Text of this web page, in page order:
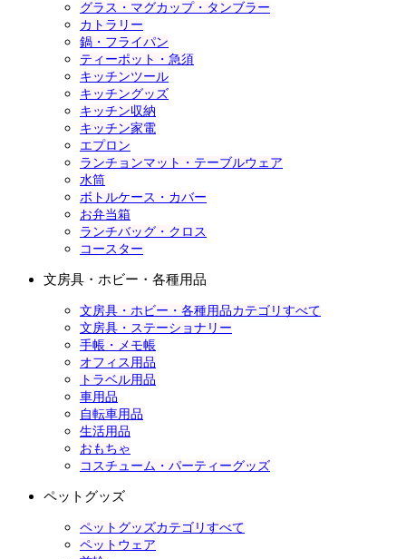
グラス・マグカップ・タンブラー
カトラリー
鍋・フライパン
ティーポット・急須
キッチンツール
キッチングッズ
キッチン収納
キッチン家電
エプロン
ランチョンマット・テーブルウェア
水筒
ボトルケース・カバー
お弁当箱
ランチバッグ・クロス
コースター
文房具・ホビー・各種用品
文房具・ホビー・各種用品カテゴリすべて
文房具・ステーショナリー
手帳・メモ帳
オフィス用品
トラベル用品
車用品
自転車用品
生活用品
おもちゃ
コスチューム・パーティーグッズ
ペットグッズ
ペットグッズカテゴリすべて
ペットウェア